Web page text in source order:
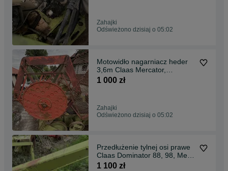
Zahajki
Odświeżono dzisiaj o 05:02
Motowidło nagarniacz heder
3,6m Claas Mercator,
Protector i inne
1 000 zł
Zahajki
Odświeżono dzisiaj o 05:02
Przedłużenie tylnej osi prawe
Claas Dominator 88, 98, Mega
i inne
1 100 zł